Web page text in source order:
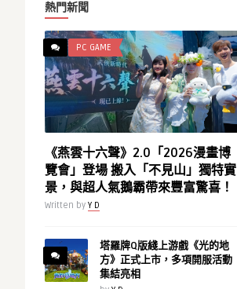
熱門新聞
PC GAME
《燕雲十六聲》2.0「2026漫畫博
覽會」登場 搬入「不見山」獨特實
景，與超人氣鵝霸帶來豐富驚喜！
Written by Y D
塔羅牌Q版綫上游戲《光的地
方》正式上市，多項開服活動
集結亮相